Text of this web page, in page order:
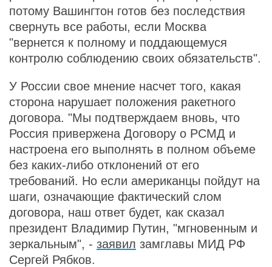
потому Вашингтон готов без последствия
свернуть все работы, если Москва
"вернется к полному и поддающемуся
контролю соблюдению своих обязательств".
У России свое мнение насчет того, какая
сторона нарушает положения ракетного
договора. "Мы подтверждаем вновь, что
Россия привержена Договору о РСМД и
настроена его выполнять в полном объеме
без каких-либо отклонений от его
требований. Но если американцы пойдут на
шаги, означающие фактический слом
договора, наш ответ будет, как сказал
президент Владимир Путин, "мгновенным и
зеркальным", - заявил замглавы МИД РФ
Сергей Рябков.